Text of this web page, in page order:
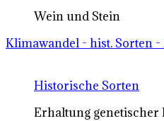
Wein und Stein
Klimawandel - hist. Sorten
Historische Sorten
Erhaltung genetischer